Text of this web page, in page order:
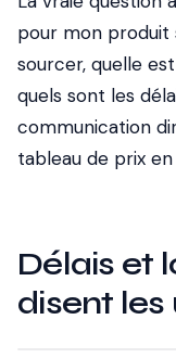
pour mon produit
sourcer, quelle
quels sont les
communication
tableau de prix en
Délais et
disent